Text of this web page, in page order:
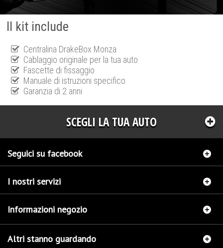
Il kit include
Centralina DrakeBox Monza
Cablaggio originale per la tua auto
Fascette di fissaggio
Manuale di istruzioni specifico
Garanzia di 2 anni
SCEGLI LA TUA AUTO
Seguici su facebook
I nostri servizi
Informazioni negozio
Altri stanno guardando